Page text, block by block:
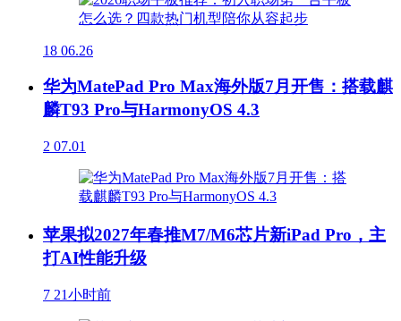
18 06.26
华为MatePad Pro Max海外版7月开售：搭载麒
麟T93 Pro与HarmonyOS 4.3
2 07.01
苹果拟2027年春推M7/M6芯片新iPad Pro，主
打AI性能升级
7 21小时前